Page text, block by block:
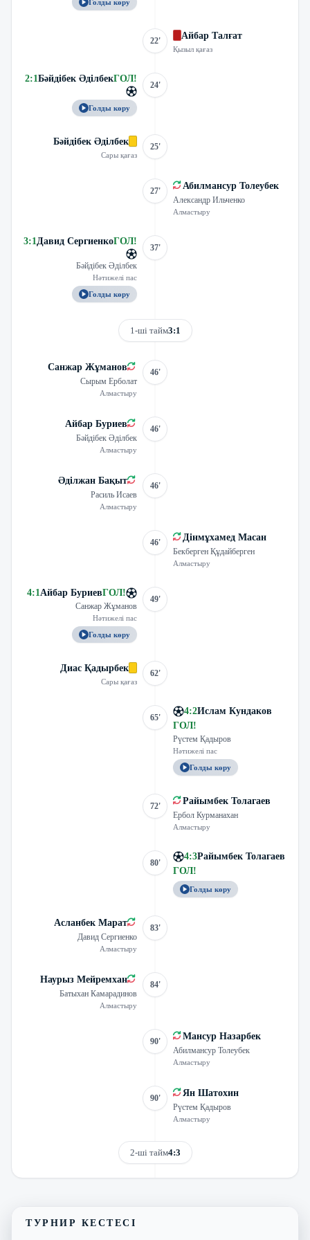
Голды көру
22' Айбар Талғат
Қызыл қағаз
2:1Бәйдібек ӘділбекГОЛ!
Голды көру
24'
Бәйдібек Әділбек
Сары қағаз
25'
27' Абилмансур Толеубек
Александр Ильченко
Алмастыру
3:1Давид СергиенкоГОЛ!
Бәйдібек Әділбек
Нәтижелі пас
Голды көру
37'
1-ші тайм3:1
Санжар Жұманов
Сырым Ерболат
Алмастыру
46'
Айбар Буриев
Бәйдібек Әділбек
Алмастыру
46'
Әділжан Бақыт
Расиль Исаев
Алмастыру
46'
46' Дінмұхамед Масан
Бекберген Құдайберген
Алмастыру
4:1Айбар БуриевГОЛ!
Санжар Жұманов
Нәтижелі пас
Голды көру
49'
Диас Қадырбек
Сары қағаз
62'
65'
4:2Ислам Кундаков
ГОЛ!
Рүстем Қадыров
Нәтижелі пас
Голды көру
72' Райымбек Толагаев
Ербол Курманахан
Алмастыру
80'
4:3Райымбек Толагаев
ГОЛ!
Голды көру
Асланбек Марат
Давид Сергиенко
Алмастыру
83'
Наурыз Мейремхан
Батыхан Камарадинов
Алмастыру
84'
90' Мансур Назарбек
Абилмансур Толеубек
Алмастыру
90' Ян Шатохин
Рүстем Қадыров
Алмастыру
2-ші тайм4:3
ТУРНИР КЕСТЕСІ